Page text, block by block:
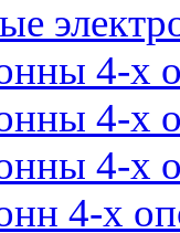
4-х
4-х
4-х
4-х